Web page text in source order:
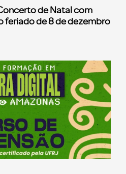
de Natal com
feriado de 8 de dezembro